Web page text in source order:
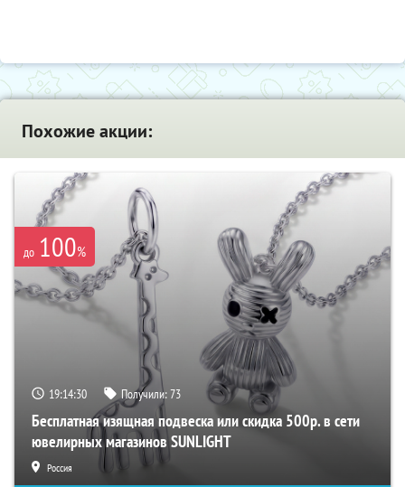
Похожие акции:
до 100%
19:14:29 Получили:73
Бесплатная изящная подвеска или скидка 500р. в сети
ювелирных магазинов SUNLIGHT
Россия